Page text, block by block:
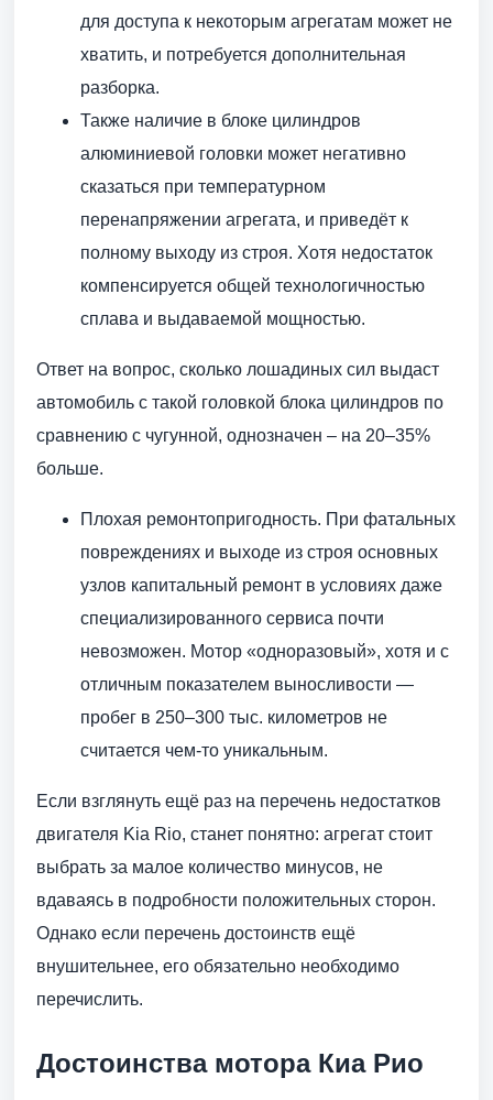
для доступа к некоторым агрегатам может не
хватить, и потребуется дополнительная
разборка.
Также наличие в блоке цилиндров
алюминиевой головки может негативно
сказаться при температурном
перенапряжении агрегата, и приведёт к
полному выходу из строя. Хотя недостаток
компенсируется общей технологичностью
сплава и выдаваемой мощностью.
Ответ на вопрос, сколько лошадиных сил выдаст
автомобиль с такой головкой блока цилиндров по
сравнению с чугунной, однозначен – на 20–35%
больше.
Плохая ремонтопригодность. При фатальных
повреждениях и выходе из строя основных
узлов капитальный ремонт в условиях даже
специализированного сервиса почти
невозможен. Мотор «одноразовый», хотя и с
отличным показателем выносливости —
пробег в 250–300 тыс. километров не
считается чем-то уникальным.
Если взглянуть ещё раз на перечень недостатков
двигателя Kia Rio, станет понятно: агрегат стоит
выбрать за малое количество минусов, не
вдаваясь в подробности положительных сторон.
Однако если перечень достоинств ещё
внушительнее, его обязательно необходимо
перечислить.
Достоинства мотора Киа Рио